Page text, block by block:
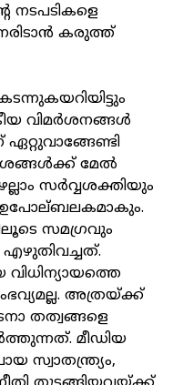
നടപടികളെ
കരുത്ത്
വിമര്‍ശനങ്ങള്‍
ഏറ്റുവാങ്ങേണ്ടി
മേല്‍
സര്‍വ്വശക്തിയും
ഉപോല്ബലകമാകും.
സമഗ്രവും
വിധിന്യായത്തെ
അത്രയ്ക്ക്
തത്വങ്ങളെ
മീഡിയ
സ്വാതന്ത്ര്യം,